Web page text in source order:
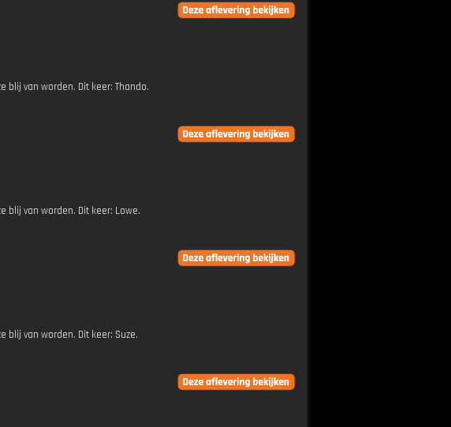
blij van worden. Dit keer: Thando.
blij van worden. Dit keer: Lowe.
blij van worden. Dit keer: Suze.